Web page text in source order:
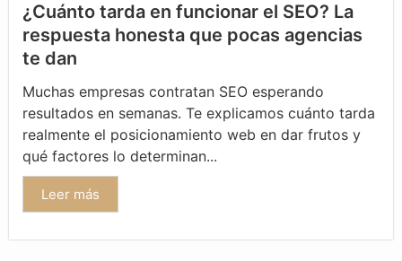
¿Cuánto tarda en funcionar el SEO? La
respuesta honesta que pocas agencias
te dan
Muchas empresas contratan SEO esperando
resultados en semanas. Te explicamos cuánto tarda
realmente el posicionamiento web en dar frutos y
qué factores lo determinan...
Leer más